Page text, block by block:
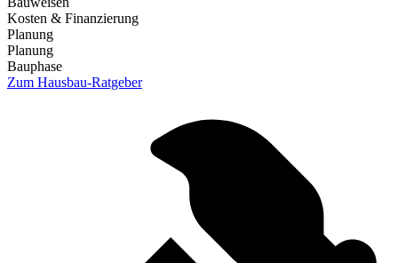
Kosten & Finanzierung
Planung
Planung
Bauphase
Zum Hausbau-Ratgeber